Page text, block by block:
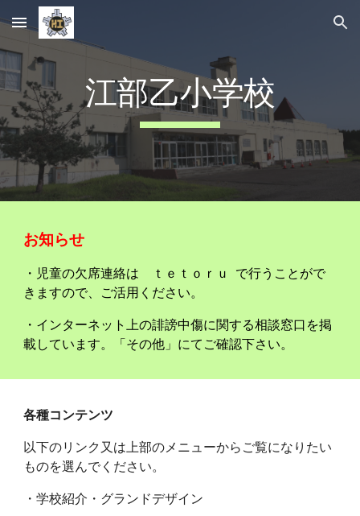
Skip to main content Skip to navigation
江部乙小学校
お知らせ
・児童の欠席連絡は ｔｅｔｏｒｕ で行うことがで
きますので、ご活用ください。
・インターネット上の誹謗中傷に関する相談窓口を掲
載しています。
「その他」にてご確認下さい。
各種コンテンツ
以下のリンク又は上部のメニューからご覧になりたい
ものを選んでください。
・学校紹介・グランドデザイン